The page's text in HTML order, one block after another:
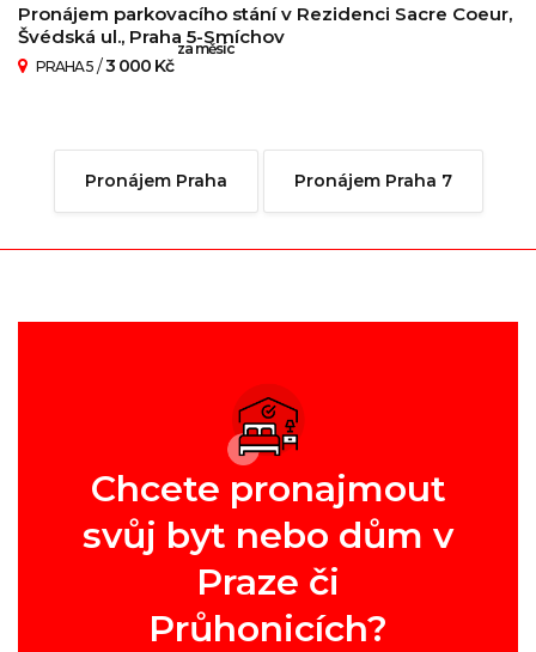
Pronájem parkovacího stání v Rezidenci Sacre Coeur,
Švédská ul., Praha 5-Smíchov
PRAHA 5 /3 000 Kč
za měsíc
Pronájem Praha Pronájem Praha 7
Chcete pronajmout
svůj byt nebo dům v
Praze či
Průhonicích?